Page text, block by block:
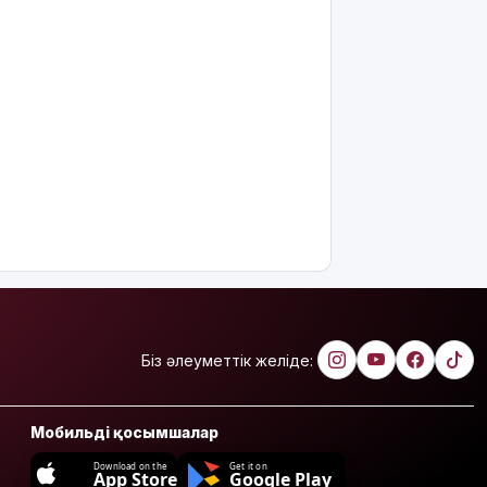
Біз әлеуметтік желіде:
Мобильді қосымшалар
Download on the
App Store
Get it on
Google Play